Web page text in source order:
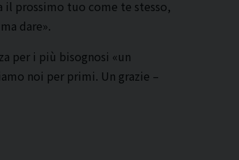
il prossimo tuo come te stesso,
dare».
per i più bisognosi «un
noi per primi. Un grazie –